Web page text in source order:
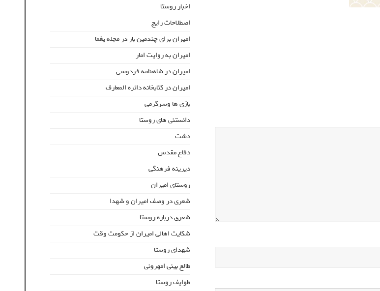
اخبار روستا
اصطلاحات رایج
امیران برای چندمین بار در مجله یغما
امیران به روایت امار
امیران در شاهنامه فردوسی
امیران در کتابخانه دائره المعارف
بازی ها وسرگرمی
دانستنی های روستا
دشت
دفاع مقدس
دیرینه فرهنگی
روستای امیران
شعری در وصف امیران و شهدا
شعری درباره روستا
شکایت اهالی امیران از حکومت وقت
شهدای روستا
طالع بینی امهرونی
طوایف روستا